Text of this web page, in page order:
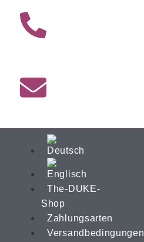
The-DUKE-
Shop
Zahlungsarten
Versandbedingungen